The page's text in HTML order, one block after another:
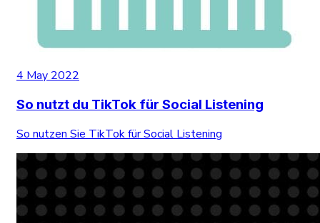
4 May 2022
So nutzt du TikTok für Social Listening
So nutzen Sie TikTok für Social Listening